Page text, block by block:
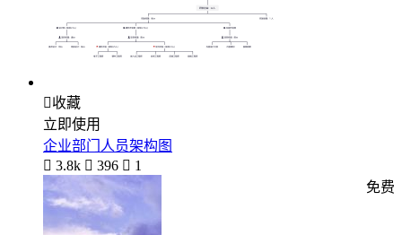
收藏
立即使用
企业部门人员架构图
 3.8k  396  1
免费